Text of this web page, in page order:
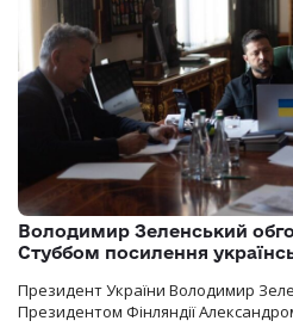
Володимир Зеленський
Стуббом посилення
Президент України Володимир
Президентом Фінляндії